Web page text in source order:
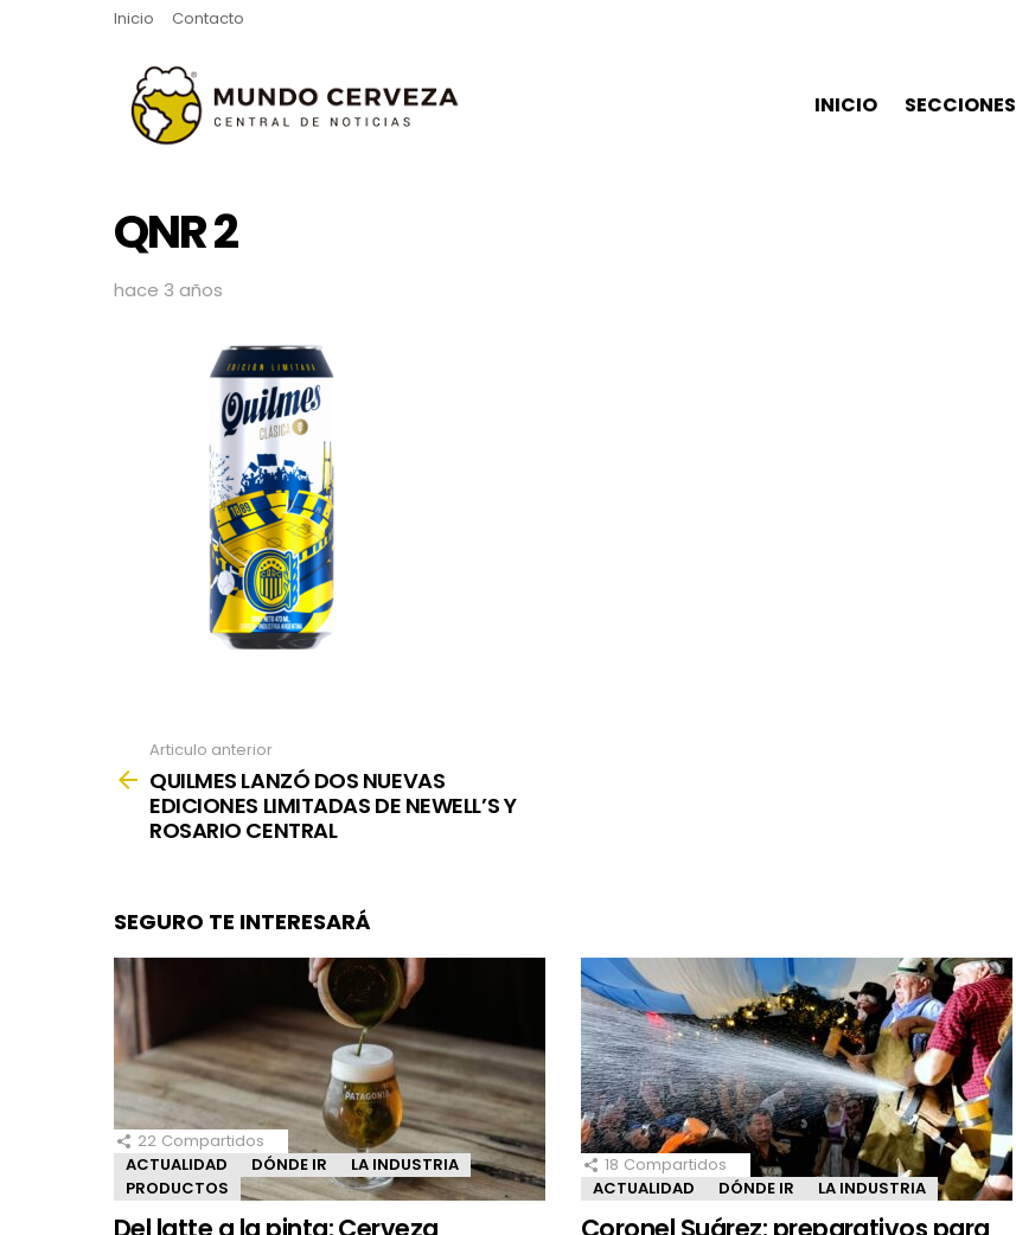
Inicio Contacto
INICIO SECCIONES
QNR 2
hace 3 años
more
Articulo anterior
QUILMES LANZÓ DOS NUEVAS
EDICIONES LIMITADAS DE NEWELL’S Y
ROSARIO CENTRAL
SEGURO TE INTERESARÁ
22 Compartidos
ACTUALIDAD
DÓNDE IR
LA INDUSTRIA
PRODUCTOS
18 Compartidos
ACTUALIDAD
DÓNDE IR LA INDUSTRIA